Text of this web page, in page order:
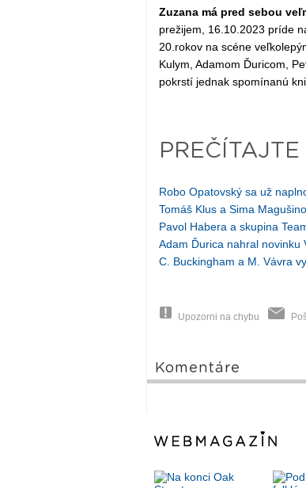
Zuzana má pred sebou
prežijem, 16.10.2023 príde
20.rokov na scéne
Kulym, Adamom Ďuricom,
pokrstí jednak spomínanú
PREČÍTAJTE
Robo Opatovský sa už
Tomáš Klus a Sima
Pavol Habera a skupina
Adam Ďurica nahral novinku
C. Buckingham a M. Vávra
Upozorni na chybu
Komentáre